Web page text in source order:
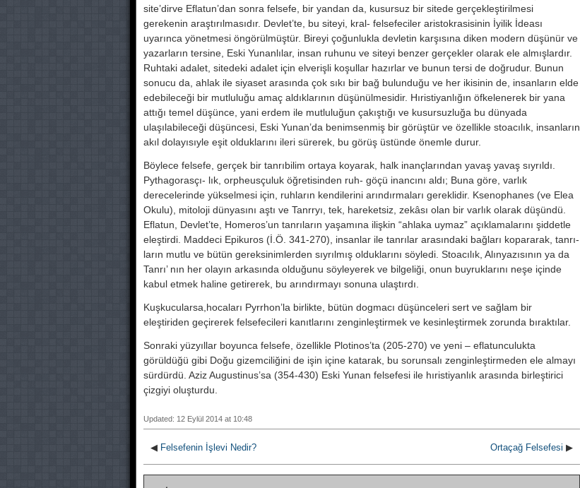
site’dirve Eflatun’dan sonra felsefe, bir yandan da, kusursuz bir sitede gerçekleştiril­mesi
gerekenin araştırılmasıdır. Devlet’te, bu siteyi, kral- felsefeciler aristokrasisinin İyilik İdeası
uyarınca yönetmesi öngörül­müştür. Bireyi çoğunlukla devletin karşısına diken modern düşünür ve
yazarların tersine, Eski Yunanlılar, insan ruhunu ve siteyi benzer gerçek­ler olarak ele almışlardır.
Ruhtaki adalet, sitedeki adalet için elverişli koşullar hazırlar ve bunun tersi de doğrudur. Bunun
sonucu da, ahlak ile siyaset arasında çok sıkı bir bağ bulunduğu ve her ikisinin de, insanla­rın elde
edebileceği bir mutluluğu amaç aldıklarının düşünülmesidir. Hıristiyanlığın öfkelenerek bir yana
attığı temel düşünce, yani erdem ile mutluluğun çakıştığı ve kusursuzluğa bu dünyada
ulaşılabileceği düşün­cesi, Eski Yunan’da benimsenmiş bir görüştür ve özellikle stoacılık, insan­ların
akıl dolayısıyle eşit olduklarını ileri sürerek, bu görüş üstünde önemle durur.
Böylece felsefe, gerçek bir tanrıbilim ortaya koyarak, halk inançlarından yavaş yavaş sıyrıldı.
Pythagorasçı- lık, orpheusçuluk öğretisinden ruh- göçü inancını aldı; Buna göre, varlık
derecelerinde yükselmesi için, ruhla­rın kendilerini arındırmaları gerekli­dir. Ksenophanes (ve Elea
Okulu), mitoloji dünyasını aştı ve Tanrryı, tek, hareketsiz, zekâsı olan bir varlık olarak düşündü.
Eflatun, Devlet’te, Homeros’un tanrıların yaşamına iliş­kin “ahlaka uymaz” açıklamalarını şiddetle
eleştirdi. Maddeci Epikuros (İ.Ö. 341-270), insanlar ile tanrılar arasındaki bağları kopararak, tanrı­
ların mutlu ve bütün gereksinimler­den sıyrılmış olduklarını söyledi. Stoacılık, Alınyazısının ya da
Tanrı’ nın her olayın arkasında olduğunu söyleyerek ve bilgeliği, onun buyruk­larını neşe içinde
kabul etmek haline getirerek, bu arındırmayı sonuna ulaştırdı.
Kuşkucularsa,hocaları Pyrrhon’la bir­likte, bütün dogmacı düşünceleri sert ve sağlam bir
eleştiriden geçirerek felsefecileri kanıtlarını zenginleştir­mek ve kesinleştirmek zorunda bıraktılar.
Sonraki yüzyıllar boyunca felsefe, özellikle Plotinos’ta (205-270) ve yeni – eflatunculukta
görüldüğü gibi Doğu gizemciliğini de işin içine kata­rak, bu sorunsalı zenginleştirmeden ele almayı
sürdürdü. Aziz Augustinus’sa (354-430) Eski Yunan felsefesi ile hıristiyanlık arasında birleştirici
çizgiyi oluşturdu.
Updated: 12 Eylül 2014 at 10:48
◀ Felsefenin İşlevi Nedir? Ortaçağ Felsefesi ▶